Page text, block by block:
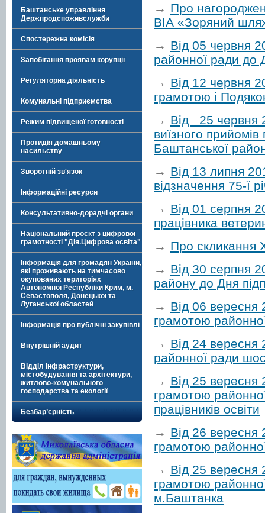
Баштанське управління
Держпродспоживслужби
Спостережна комісія
Запобігання проявам корупції
Регуляторна діяльність
Комунальні підприємства
Режим підвищеної готовності
Протидія домашньому
насильству
Зворотній зв'язок
Інформаційні ресурси
Консультативно-дорадчі органи
Національний проєкт з цифрової
грамотності "Дія.Цифрова освіта"
Інформація для громадян України,
які проживають на тимчасово
окупованих територіях
Автономної Республіки Крим, м.
Севастополя, Донецької та
Луганської областей
Інформація про публічні закупівлі
Внутрішній аудит
Відділ інфраструктури,
містобудування та архітектури,
житлово-комунального
господарства та екології
Безбар’єрність
→ Про
ВІА «Зоряний
→ Від 05 червня
районної ради до
→ Від 12 червня
грамотою і
→ Від _25 червня
виїзного
Баштанської
→ Від 13 липня
відзначення 75-ї
→ Від 01 серпня
працівника
→ Про скликання
→ Від 30 серпня
району до Дня
→ Від 06
грамотою
→ Від 24 вересня
районної ради
→ Від 25
грамотою
працівників освіти
→ Від 26
грамотою
→ Від 25
грамотою
м.Баштанка